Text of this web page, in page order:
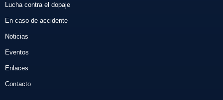
Lucha contra el dopaje
En caso de accidente
Noticias
Eventos
Enlaces
Contacto